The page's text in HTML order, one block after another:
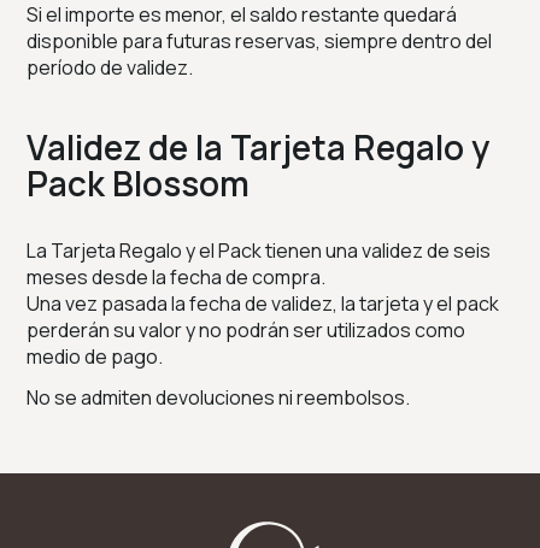
Si el importe es menor, el saldo restante quedará
disponible para futuras reservas, siempre dentro del
período de validez.
Validez de la Tarjeta Regalo y
Pack Blossom
La Tarjeta Regalo y el Pack tienen una validez de seis
meses desde la fecha de compra.
Una vez pasada la fecha de validez, la tarjeta y el pack
perderán su valor y no podrán ser utilizados como
medio de pago.
No se admiten devoluciones ni reembolsos.